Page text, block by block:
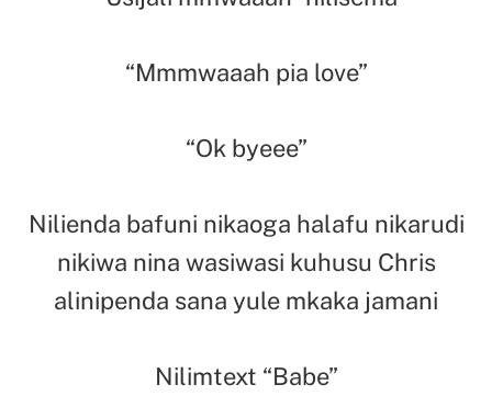
“Mmmwaaah pia love”
“Ok byeee”
Nilienda bafuni nikaoga halafu nikarudi
nikiwa nina wasiwasi kuhusu Chris
alinipenda sana yule mkaka jamani
Nilimtext “Babe”